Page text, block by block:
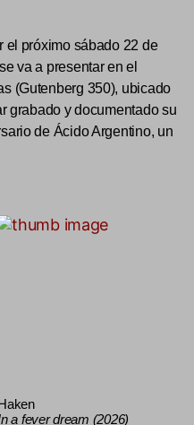
el próximo sábado 22 de
va a presentar en el
(Gutenberg 350), ubicado
grabado y documentado su
de Ácido Argentino, un
Haken
a fever dream (2026)